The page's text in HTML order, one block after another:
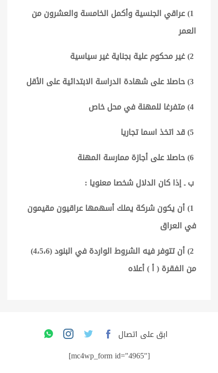
1) عراقي الجنسية وأكمل الخامسة والعشرون من
العمر
ب ـ إذا كان الدلال شخصا معنويا :
1) أن يكون شركة يملك أسهمها عراقيون مقيمون
في العراق
2) أن تتوفر فيه الشروط الواردة في البنود (4،5،6)
من الفقرة ( أ ) أعلاه
ابق على اتصال
[mc4wp_form id="4965"]